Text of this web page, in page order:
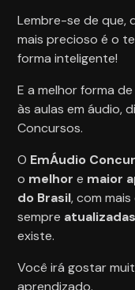
Lembre-se de que,
mais precioso é o
forma inteligente!
E a melhor forma
às aulas em áudio,
Concursos.
O EmÁudio
o melhor e maior
do Brasil, com mais
sempre atualizadas
existe.
Você irá gostar
aprendizado.